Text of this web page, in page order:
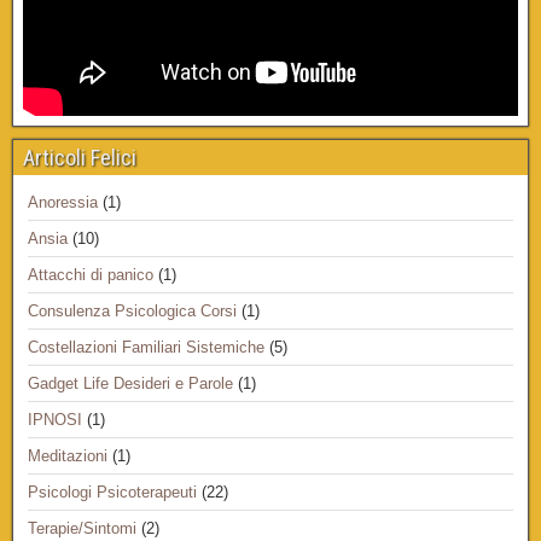
Articoli Felici
Anoressia(1)
Ansia(10)
Attacchi di panico (1)
Consulenza Psicologica Corsi (1)
Costellazioni Familiari Sistemiche (5)
Gadget Life Desideri e Parole (1)
IPNOSI (1)
Meditazioni (1)
Psicologi Psicoterapeuti (22)
Terapie/Sintomi (2)